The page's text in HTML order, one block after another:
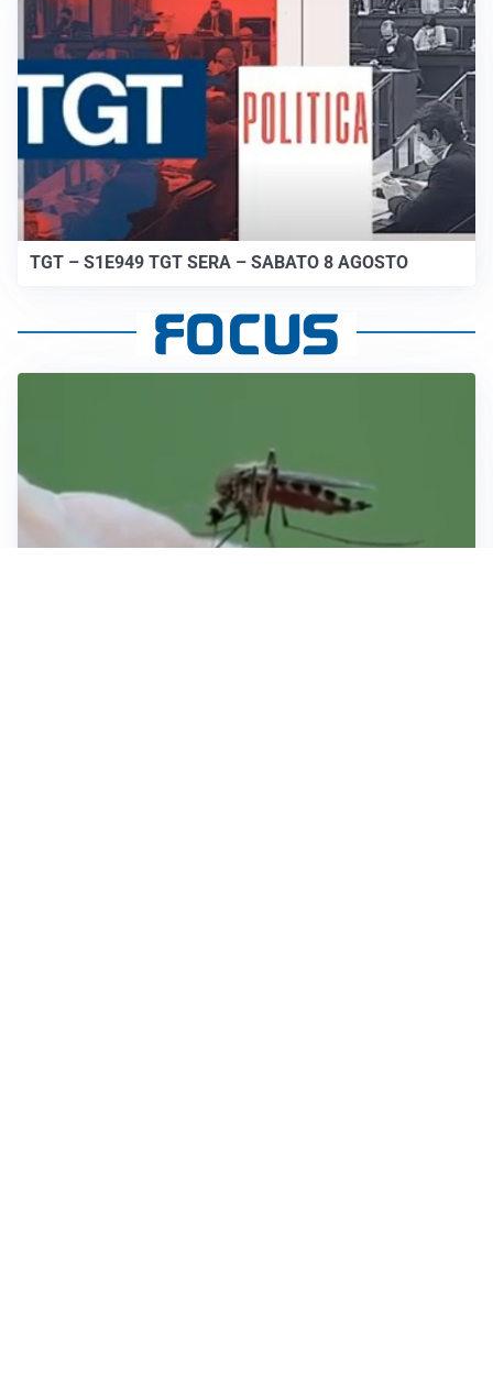
TGT – S1E949 TGT SERA – SABATO 8 AGOSTO